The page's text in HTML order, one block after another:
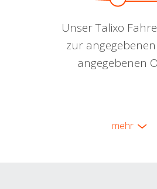
Unser Talixo
zur
angegebenen
mehr